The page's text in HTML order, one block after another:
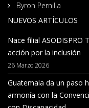
Byron Pernilla
NUEVOS ARTÍCULOS
Nace filial ASODISPRO
acción por la inclusión
26 Marzo 2026
Guatemala da un paso
armonía con la